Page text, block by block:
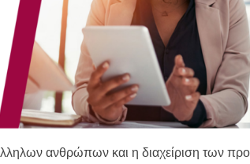
ανθρώπων και η διαχείριση των